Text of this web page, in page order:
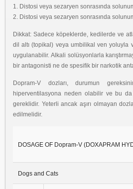
1. Distosi veya sezaryen sonrasında
2. Distosi veya sezaryen sonrasında
Dikkat: Sadece köpeklerde, kedilerde ve
dil altı (topikal) veya umbilikal ven yoluyla
uygulanabilir. Alkali solüsyonlarla
bir antagonisti ne de spesifik bir narkotik
Dopram-V dozları, durumun
hiperventilasyona neden olabilir ve bu
gereklidir. Yeterli ancak aşırı olmayan
edilmelidir.
DOSAGE OF Dopram-V (DOXAPRAM
Dogs and Cats